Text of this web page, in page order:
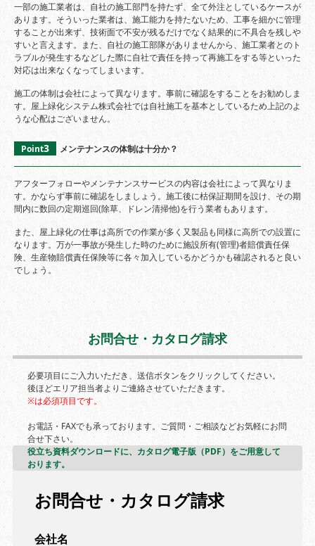
一部の施工業者は、自社の施工部門を持たず、全て外注としているケースが
あります。そういった業者は、施工能力を持たないため、工事を細かに管理
することが出来ず、技術面で不安が残るだけでなく結果的に不具合を残しや
すいと言えます。また、自社の施工部隊がありませんから、施工業者とのト
ラブルが発生するなどした際に自社で責任を持って再施工をする等といった
対応は出来なくなってしまいます。
施工の体制は会社によって異なります。事前に確認をすることをお勧めしま
す。屋上緑化システム株式会社では自社施工を基本としているため上記のよ
うな心配はございません。
Point3 メンテナンスの体制は十分か？
アフターフォローやメンテナンスサービスの内容は会社によって異なりま
す。かならず事前に確認をしましょう。施工後に枯保証期間を設け、その期
間内に数回の定期巡回(除草、ドレン清掃他)を行う業者もあります。
また、屋上緑化の仕事は高所での作業が多く又製品も同様に高所での設置に
なります。万が一事故が発生した時のために施設所有(管理)者賠償責任保
険、生産物賠償責任保険等に各々加入しているかどうかも確認されると良い
でしょう。
お問合せ・カタログ請求
必要項目にご入力いただき、送信ボタンをクリックしてください。
後ほどエリア担当者よりご連絡させていただきます。
※は必須項目です。
お電話・FAXでも承っております。ご質問・ご相談などお気軽にお問
合せ下さい。
役立ち資料ダウンロードに、カタログ電子版（PDF）をご用意して
おります。
お問合せ・カタログ請求
会社名